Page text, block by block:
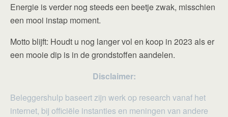
Energie is verder nog steeds een beetje zwak, misschien
een mooi instap moment.
Motto blijft: Houdt u nog langer vol en koop in 2023 als er
een mooie dip is in de grondstoffen aandelen.
Disclaimer:
Beleggershulp baseert zijn werk op research vanaf het
internet, bij officiële instanties en meningen van andere